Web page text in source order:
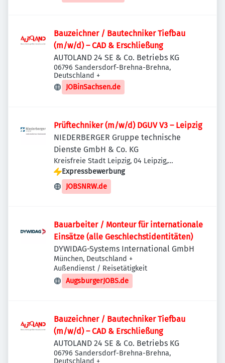
Bauzeichner / Bautechniker Tiefbau
(m/w/d) – CAD & Erschließung
AUTOLAND 24 SE & Co. Betriebs KG
06796 Sandersdorf-Brehna-Brehna,
Deutschland +
JOBinSachsen.de
Prüftechniker (m/w/d) DGUV V3 – Leipzig
NIEDERBERGER Gruppe technische
Dienste GmbH & Co. KG
Kreisfreie Stadt Leipzig, 04 Leipzig,
Deutschland
Expressbewerbung
JOBSNRW.de
Bauarbeiter / Monteur für internationale
Einsätze (alle Geschlechstidentitäten)
DYWIDAG-Systems International GmbH
München, Deutschland +
Außendienst / Reisetätigkeit
AugsburgerJOBS.de
Bauzeichner / Bautechniker Tiefbau
(m/w/d) – CAD & Erschließung
AUTOLAND 24 SE & Co. Betriebs KG
06796 Sandersdorf-Brehna-Brehna,
Deutschland +